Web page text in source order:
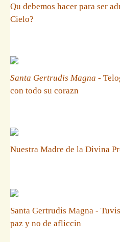
Qu debemos hacer para ser
Cielo?
Santa Gertrudis Magna -
con todo su corazn
Nuestra Madre de la Divina
Santa Gertrudis Magna -
paz y no de afliccin